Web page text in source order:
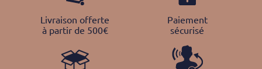
Livraison offerte
à partir de 500€
Paiement
sécurisé